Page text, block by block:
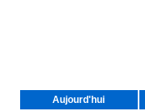
Aujourd'hui